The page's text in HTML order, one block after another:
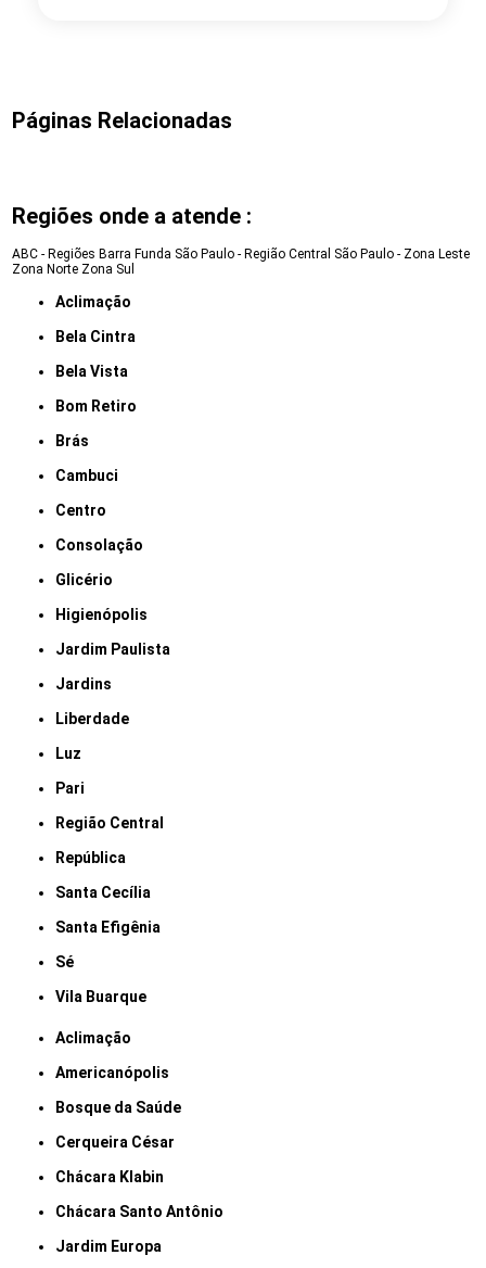
Páginas Relacionadas
Regiões onde a atende :
ABC - Regiões Barra Funda São Paulo - Região Central São Paulo - Zona Leste
Zona Norte Zona Sul
Aclimação
Bela Cintra
Bela Vista
Bom Retiro
Brás
Cambuci
Centro
Consolação
Glicério
Higienópolis
Jardim Paulista
Jardins
Liberdade
Luz
Pari
Região Central
República
Santa Cecília
Santa Efigênia
Sé
Vila Buarque
Aclimação
Americanópolis
Bosque da Saúde
Cerqueira César
Chácara Klabin
Chácara Santo Antônio
Jardim Europa